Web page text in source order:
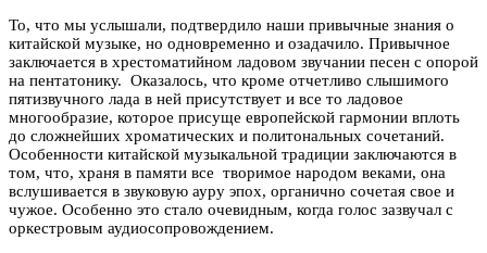
То, что мы услышали, подтвердило наши привычные знания о
китайской музыке, но одновременно и озадачило. Привычное
заключается в хрестоматийном ладовом звучании песен с опорой
на пентатонику. Оказалось, что кроме отчетливо слышимого
пятизвучного лада в ней присутствует и все то ладовое
многообразие, которое присуще европейской гармонии вплоть
до сложнейших хроматических и политональных сочетаний.
Особенности китайской музыкальной традиции заключаются в
том, что, храня в памяти все творимое народом веками, она
вслушивается в звуковую ауру эпох, органично сочетая свое и
чужое. Особенно это стало очевидным, когда голос зазвучал с
оркестровым аудиосопровождением.